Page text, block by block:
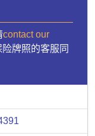
contact our
牌照的客服同